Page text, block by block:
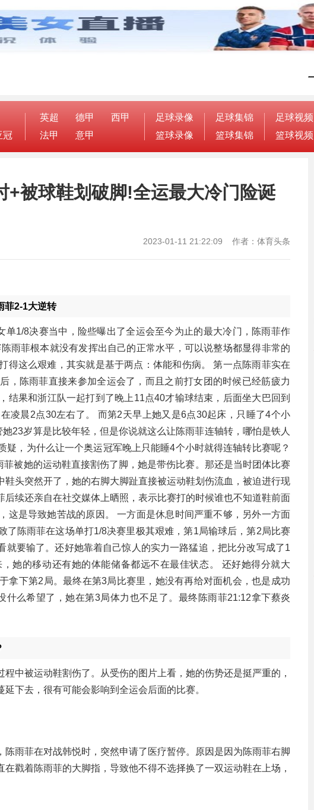
冠
英超 德甲
西甲
法甲
意甲
足球录像
篮球录像
足球集锦
篮球集锦
足球视频
篮球视频
+被球鞋划破脚!全运最大冷门险诞
2023-01-11 21:22:09 作者：体育头条
菲2-1大逆转
1/8决赛当中，险些曝出了全运会至今为止的最大冷门，陈雨菲作
雨菲根本就没有发挥出自己的正常水平，可以说整场都显得非常的
得这么艰难，其实就是基于两点：体能和伤病。 第一点陈雨菲实在
，陈雨菲直接来参加全运会了，而且之前打女团的时候已经筋疲力
结果和浙江队一起打到了晚上11点40才输球结束，后面坐大巴回到
凌晨2点30左右了。 而第2天早上她又是6点30起床，只睡了4个小
23岁算是比较年轻，但是你说就这么让陈雨菲连轴转，哪怕是铁人
，为什么让一个奥运冠军晚上只能睡4个小时就得连轴转比赛呢？
被她的运动鞋直接割伤了脚，她是带伤比赛。那还是当时团体比赛
头突然开了，她的右脚大脚趾直接被运动鞋划伤流血，被迫进行现
续还亲自在社交媒体上晒照，表示比赛打的时候谁也不知道鞋前面
这是导致她苦战的原因。 一方面是休息时间严重不够，另外一方面
陈雨菲在这场单打1/8决赛里极其艰难，第1局输球后，第2局比赛
要输了。还好她靠着自己惊人的实力一路猛追，把比分改写成了1
她的移动还有她的体能储备都远不在最佳状态。 还好她得分就大
拿下第2局。最终在第3局比赛里，她没有再给对面机会，也是成功
么希望了，她在第3局体力也不足了。最终陈雨菲21:12拿下蔡炎
中被运动鞋割伤了。从受伤的图片上看，她的伤势还是挺严重的，
下去，很有可能会影响到全运会后面的比赛。
雨菲在对战韩悦时，突然申请了医疗暂停。原因是因为陈雨菲右脚
戳着陈雨菲的大脚指，导致他不得不选择换了一双运动鞋在上场，